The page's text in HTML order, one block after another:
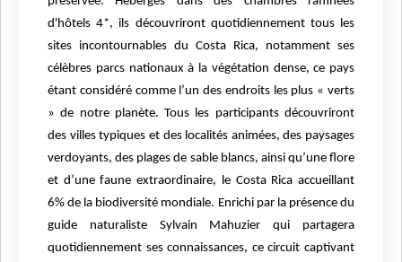
d'hôtels 4*, ils découvriront quotidiennement tous les
sites incontournables du Costa Rica, notamment ses
célèbres parcs nationaux à la végétation dense, ce pays
étant considéré comme l’un des endroits les plus « verts
» de notre planète. Tous les participants découvriront
des villes typiques et des localités animées, des paysages
verdoyants, des plages de sable blancs, ainsi qu’une flore
et d’une faune extraordinaire, le Costa Rica accueillant
6% de la biodiversité mondiale. Enrichi par la présence du
guide naturaliste Sylvain Mahuzier qui partagera
quotidiennement ses connaissances, ce circuit captivant